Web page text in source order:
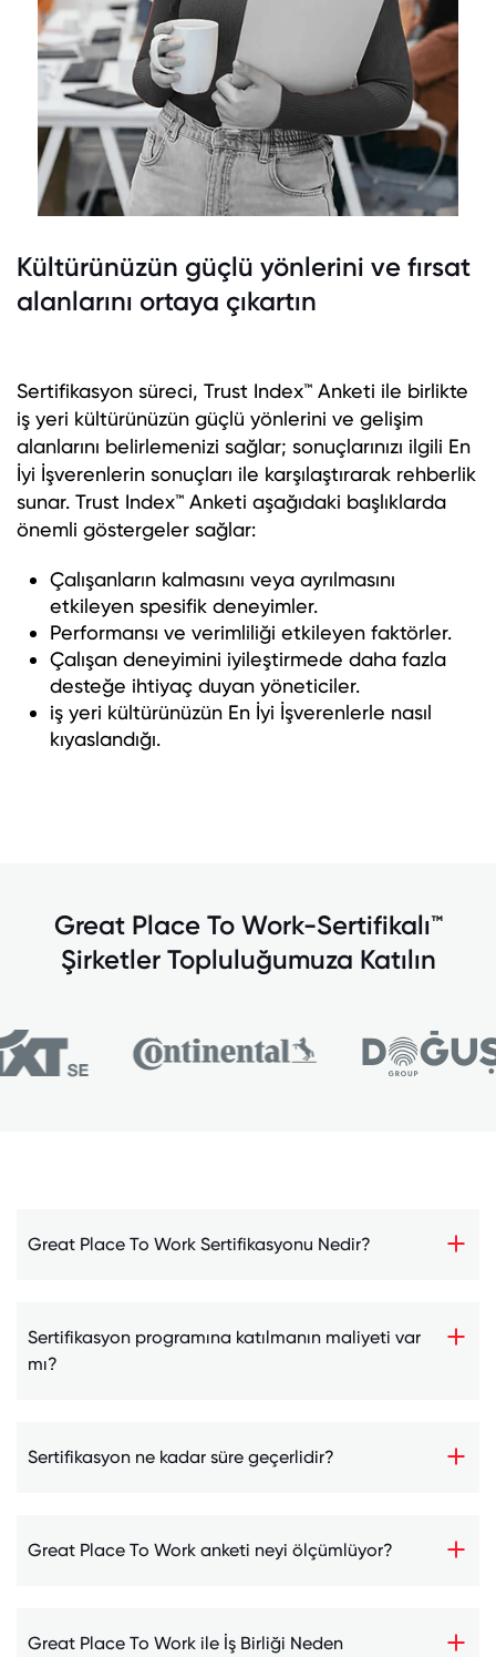
Kültürünüzün güçlü yönlerini ve fırsat
alanlarını ortaya çıkartın
Sertifikasyon süreci, Trust Index™ Anketi ile birlikte
iş yeri kültürünüzün güçlü yönlerini ve gelişim
alanlarını belirlemenizi sağlar; sonuçlarınızı ilgili En
İyi İşverenlerin sonuçları ile karşılaştırarak rehberlik
sunar. Trust Index™ Anketi aşağıdaki başlıklarda
önemli göstergeler sağlar:
Çalışanların kalmasını veya ayrılmasını
etkileyen spesifik deneyimler.
Performansı ve verimliliği etkileyen faktörler.
Çalışan deneyimini iyileştirmede daha fazla
desteğe ihtiyaç duyan yöneticiler.
iş yeri kültürünüzün En İyi İşverenlerle nasıl
kıyaslandığı.
Great Place To Work-Sertifikalı™
Şirketler Topluluğumuza Katılın
Great Place To Work Sertifikasyonu Nedir?
Sertifikasyon programına katılmanın maliyeti var
mı?
Sertifikasyon ne kadar süre geçerlidir?
Great Place To Work anketi neyi ölçümlüyor?
Great Place To Work ile İş Birliği Neden